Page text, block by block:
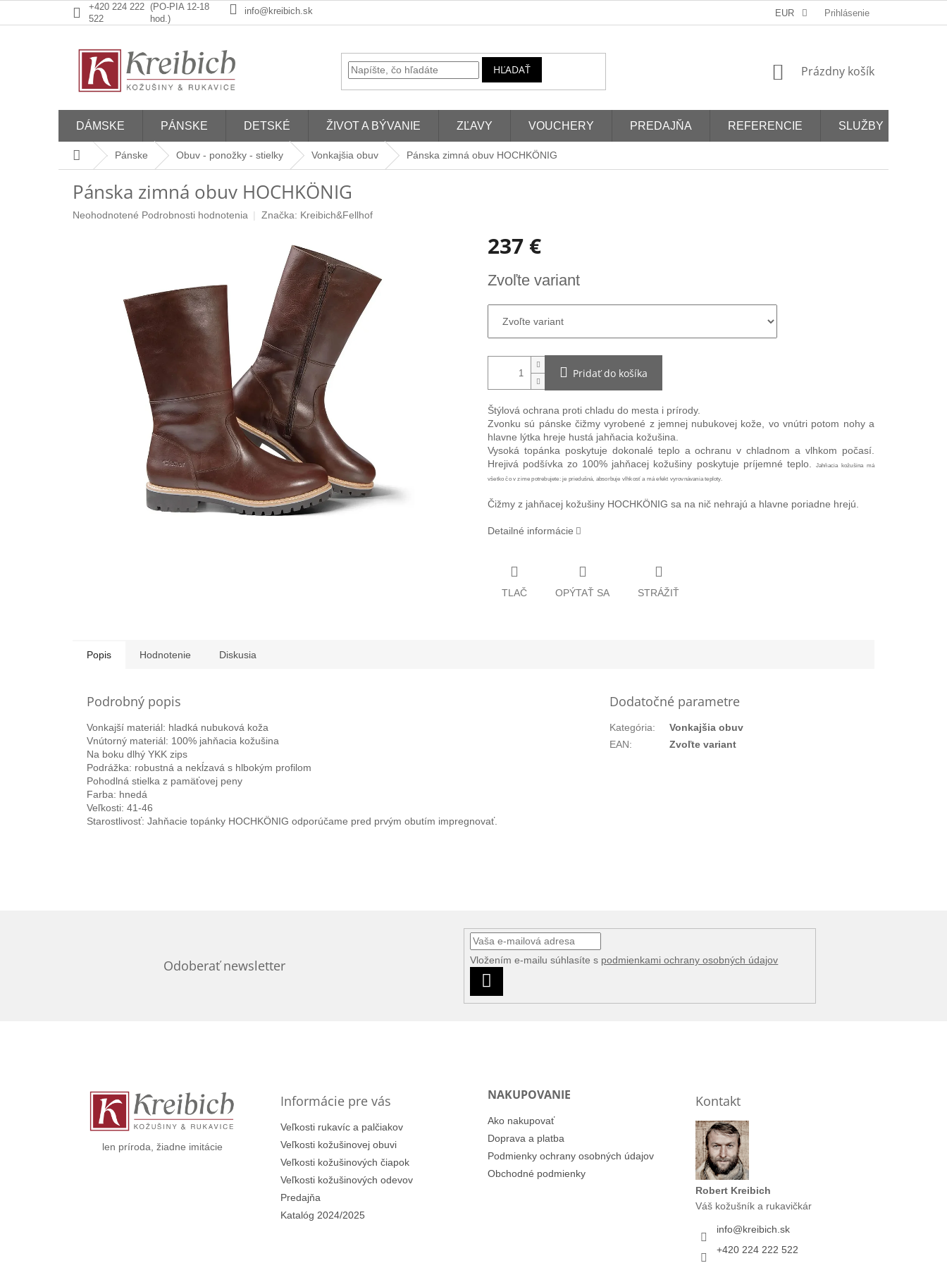
+420 224 222
522
(PO-PIA 12-18
hod.)
info@kreibich.sk EUR Prihlásenie
HĽADAŤ
NÁKUPNÝ
Prázdny košík
DÁMSKE PÁNSKE DETSKÉ ŽIVOT A BÝVANIE ZĽAVY VOUCHERY PREDAJŇA REFERENCIE SLUŽBY
DomovPánske Obuv - ponožky - stielky Vonkajšia obuv Pánska zimná obuv HOCHKÖNIG
Pánska zimná obuv HOCHKÖNIG
Priemerné
Neohodnotené Podrobnosti hodnotenia Značka: Kreibich&Fellhof
237 €
cena:
Zvoľte variant
Pridať do košíka
Štýlová ochrana proti chladu do mesta i prírody.
Zvonku sú pánske čižmy vyrobené z jemnej nubukovej kože, vo vnútri potom nohy a
hlavne lýtka hreje hustá jahňacia kožušina.
Vysoká topánka poskytuje dokonalé teplo a ochranu v chladnom a vlhkom počasí.
Hrejivá podšívka zo 100% jahňacej kožušiny poskytuje príjemné teplo.
Jahňacia kožušina má
všetko čo v zime potrebujete: je priedušná, absorbuje vlhkosť a má efekt vyrovnávania teploty.
Čižmy z jahňacej kožušiny HOCHKÖNIG sa na nič nehrajú a hlavne poriadne hrejú.
Detailné informácie
TLAČ OPÝTAŤ SA STRÁŽIŤ
Popis Hodnotenie Diskusia
Podrobný popis
Vonkajší materiál: hladká nubuková koža
Vnútorný materiál: 100% jahňacia kožušina
Na boku dlhý YKK zips
Podrážka: robustná a nekĺzavá s hlbokým profilom
Pohodlná stielka z pamäťovej peny
Farba: hnedá
Veľkosti: 41-46
Starostlivosť: Jahňacie topánky HOCHKÖNIG odporúčame pred prvým obutím impregnovať.
Dodatočné parametre
Kategória:
Vonkajšia obuv
EAN: Zvoľte variant
Odoberať newsletter Vložením e-mailu súhlasíte s podmienkami ochrany osobných údajov
SA
len príroda, žiadne imitácie
Informácie pre vás
Veľkosti rukavíc a palčiakov
Veľkosti kožušinovej obuvi
Veľkosti kožušinových čiapok
Veľkosti kožušinových odevov
Predajňa
Katalóg 2024/2025
NAKUPOVANIE
Ako nakupovať
Doprava a platba
Podmienky ochrany osobných údajov
Obchodné podmienky
Kontakt
Robert Kreibich
Váš kožušník a rukavičkár
info@kreibich.sk
+420 224 222 522